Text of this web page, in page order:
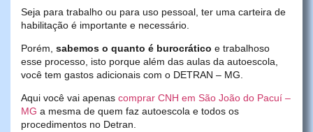
Seja para trabalho ou para uso pessoal, ter uma carteira de
habilitação é importante e necessário.
Porém, sabemos o quanto é burocrático e trabalhoso
esse processo, isto porque além das aulas da autoescola,
você tem gastos adicionais com o DETRAN – MG.
Aqui você vai apenas comprar CNH em São João do Pacuí –
MG a mesma de quem faz autoescola e todos os
procedimentos no Detran.